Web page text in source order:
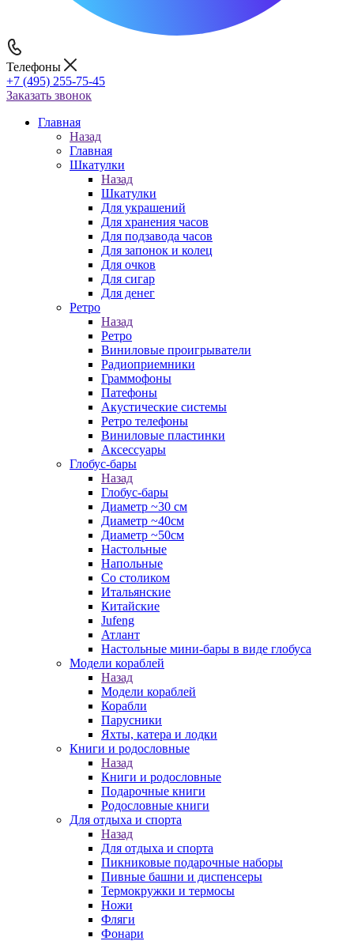
Телефоны
+7 (495) 255-75-45
Заказать звонок
Главная
Назад
Главная
Шкатулки
Назад
Шкатулки
Для украшений
Для хранения часов
Для подзавода часов
Для запонок и колец
Для очков
Для сигар
Для денег
Ретро
Назад
Ретро
Виниловые проигрыватели
Радиоприемники
Граммофоны
Патефоны
Акустические системы
Ретро телефоны
Виниловые пластинки
Аксессуары
Глобус-бары
Назад
Глобус-бары
Диаметр ~30 см
Диаметр ~40см
Диаметр ~50см
Настольные
Напольные
Со столиком
Итальянские
Китайские
Jufeng
Атлант
Настольные мини-бары в виде глобуса
Модели кораблей
Назад
Модели кораблей
Корабли
Парусники
Яхты, катера и лодки
Книги и родословные
Назад
Книги и родословные
Подарочные книги
Родословные книги
Для отдыха и спорта
Назад
Для отдыха и спорта
Пикниковые подарочные наборы
Пивные башни и диспенсеры
Термокружки и термосы
Ножи
Фляги
Фонари